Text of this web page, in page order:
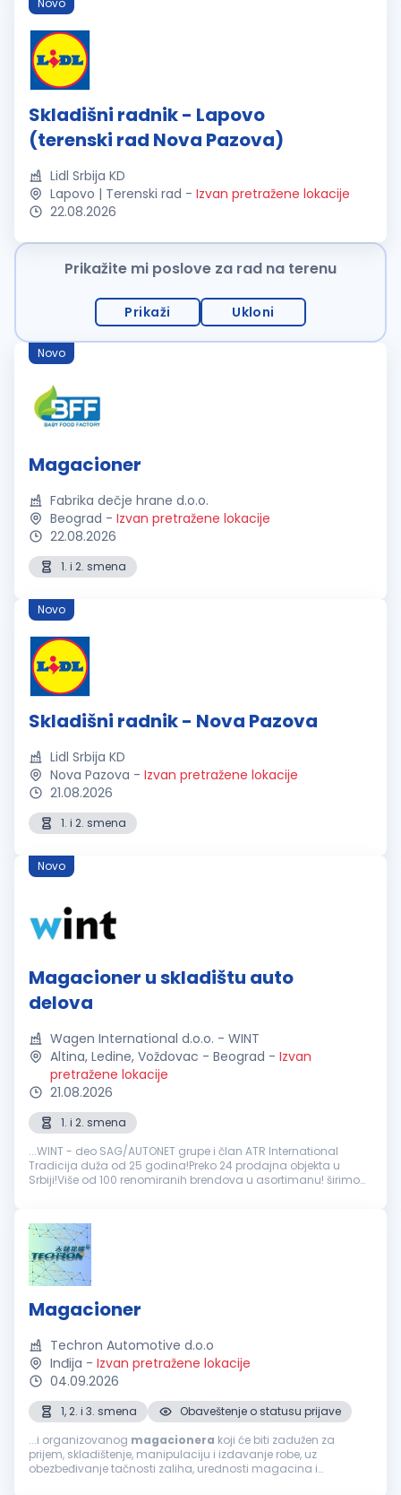
Novo
Skladišni radnik - Lapovo
(terenski rad Nova Pazova)
Lidl Srbija KD
Lapovo | Terenski rad - Izvan pretražene lokacije
22.08.2026
Prikažite mi poslove za rad na terenu
Prikaži Ukloni
Novo
Magacioner
Fabrika dečje hrane d.o.o.
Beograd - Izvan pretražene lokacije
22.08.2026
1. i 2. smena
Novo
Skladišni radnik - Nova Pazova
Lidl Srbija KD
Nova Pazova - Izvan pretražene lokacije
21.08.2026
1. i 2. smena
Novo
Magacioner u skladištu auto
delova
Wagen International d.o.o. - WINT
Altina, Ledine, Voždovac - Beograd - Izvan
pretražene lokacije
21.08.2026
1. i 2. smena
...WINT - deo SAG/AUTONET grupe i član ATR International
Tradicija duža od 25 godina!Preko 24 prodajna objekta u
Srbiji!Više od 100 renomiranih brendova u asortimanu! širimo
Magacioner
Techron Automotive d.o.o
Inđija - Izvan pretražene lokacije
04.09.2026
1, 2. i 3. smena
Obaveštenje o statusu prijave
...i organizovanog magacionera koji će biti zadužen za
prijem, skladištenje, manipulaciju i izdavanje robe, uz
obezbeđivanje tačnosti zaliha, urednosti magacina i